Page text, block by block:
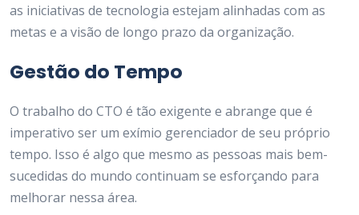
as iniciativas de tecnologia estejam alinhadas com as
metas e a visão de longo prazo da organização.
Gestão do Tempo
O trabalho do CTO é tão exigente e abrange que é
imperativo ser um exímio gerenciador de seu próprio
tempo. Isso é algo que mesmo as pessoas mais bem-
sucedidas do mundo continuam se esforçando para
melhorar nessa área.